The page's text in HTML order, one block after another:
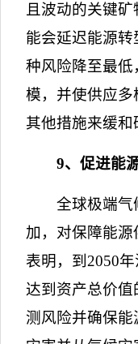
且波动的关键
能会延迟能源
种风险降至最
模，并使供应
其他措施来缓和
9、促进能
全球极端气
加，对保障能
表明，到 2050年
达到资产总价值
测风险并确保